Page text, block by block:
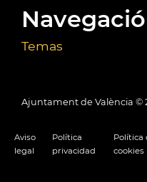
Temas
Ajuntament de València ©
Aviso
legal
Política
privacidad
Política
cookies